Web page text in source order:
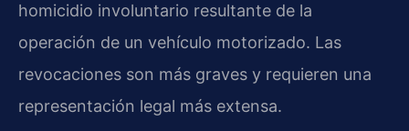
homicidio involuntario resultante de la
operación de un vehículo motorizado. Las
revocaciones son más graves y requieren una
representación legal más extensa.